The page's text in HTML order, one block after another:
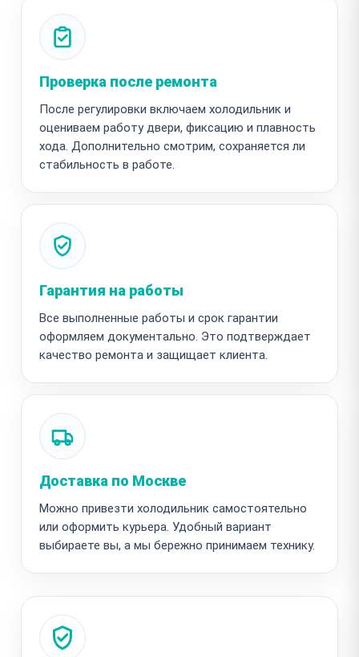
Проверка после ремонта
После регулировки включаем холодильник и
оцениваем работу двери, фиксацию и плавность
хода. Дополнительно смотрим, сохраняется ли
стабильность в работе.
Гарантия на работы
Все выполненные работы и срок гарантии
оформляем документально. Это подтверждает
качество ремонта и защищает клиента.
Доставка по Москве
Можно привезти холодильник самостоятельно
или оформить курьера. Удобный вариант
выбираете вы, а мы бережно принимаем технику.